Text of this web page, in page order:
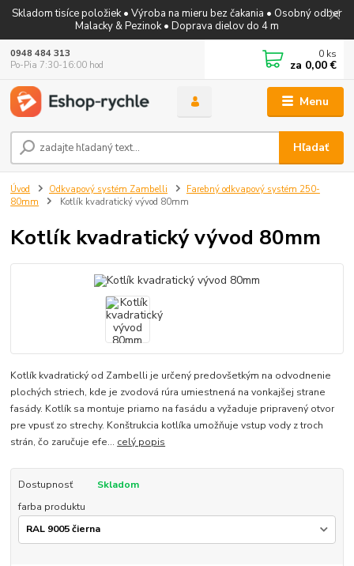
Skladom tisíce položiek • Výroba na mieru bez čakania • Osobný odber
Malacky & Pezinok • Doprava dielov do 4 m
Menu
Hľadať
0948 484 313
Po-Pia 7:30-16:00 hod
0 ks
za 0,00 €
Úvod Odkvapový systém Zambelli
Farebný odkvapový systém 250-
80mm
Kotlík kvadratický vývod 80mm
Kotlík kvadratický vývod 80mm
Kotlík kvadratický od Zambelli je určený predovšetkým na odvodnenie
plochých striech, kde je zvodová rúra umiestnená na vonkajšej strane
fasády. Kotlík sa montuje priamo na fasádu a vyžaduje pripravený otvor
pre vpusť zo strechy. Konštrukcia kotlíka umožňuje vstup vody z troch
strán, čo zaručuje efe... celý popis
Dostupnosť
Skladom
farba produktu